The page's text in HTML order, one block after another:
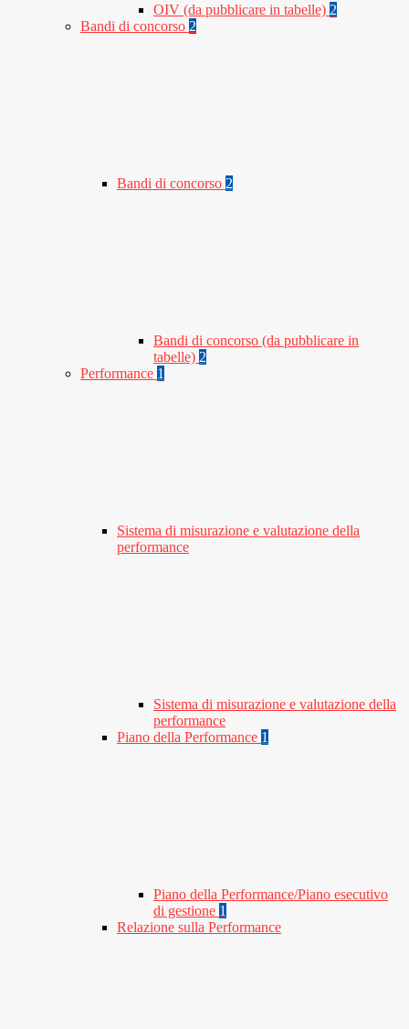
OIV (da pubblicare in tabelle) 2
Bandi di concorso 2
Bandi di concorso 2
Bandi di concorso (da pubblicare in
tabelle) 2
Performance 1
Sistema di misurazione e valutazione della
performance
Sistema di misurazione e valutazione della
performance
Piano della Performance 1
Piano della Performance/Piano esecutivo
di gestione 1
Relazione sulla Performance